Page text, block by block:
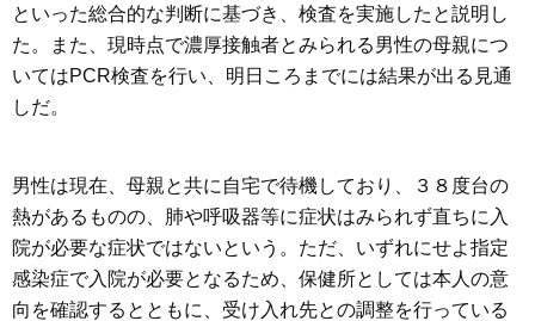
といった総合的な判断に基づき、検査を実施したと説明し
た。また、現時点で濃厚接触者とみられる男性の母親につ
いてはPCR検査を行い、明日ころまでには結果が出る見通
しだ。
男性は現在、母親と共に自宅で待機しており、３８度台の
熱があるものの、肺や呼吸器等に症状はみられず直ちに入
院が必要な症状ではないという。ただ、いずれにせよ指定
感染症で入院が必要となるため、保健所としては本人の意
向を確認するとともに、受け入れ先との調整を行っている